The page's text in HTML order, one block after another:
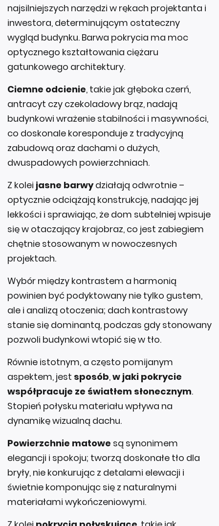
najsilniejszych narzędzi w rękach projektanta i
inwestora, determinującym ostateczny
wygląd budynku. Barwa pokrycia ma moc
optycznego kształtowania ciężaru
gatunkowego architektury.
Ciemne odcienie, takie jak głęboka czerń,
antracyt czy czekoladowy brąz, nadają
budynkowi wrażenie stabilności i masywności,
co doskonale koresponduje z tradycyjną
zabudową oraz dachami o dużych,
dwuspadowych powierzchniach.
Z kolei jasne barwydziałają odwrotnie –
optycznie odciążają konstrukcję, nadając jej
lekkości i sprawiając, że dom subtelniej wpisuje
się w otaczający krajobraz, co jest zabiegiem
chętnie stosowanym w nowoczesnych
projektach.
Wybór między kontrastem a harmonią
powinien być podyktowany nie tylko gustem,
ale i analizą otoczenia; dach kontrastowy
stanie się dominantą, podczas gdy stonowany
pozwoli budynkowi wtopić się w tło.
Równie istotnym, a często pomijanym
aspektem, jest sposób,w jaki pokrycie
współpracuje ze światłem słonecznym.
Stopień połysku materiału wpływa na
dynamikę wizualną dachu.
Powierzchnie matowe są synonimem
elegancji i spokoju; tworzą doskonałe tło dla
bryły, nie konkurując z detalami elewacji i
świetnie komponując się z naturalnymi
materiałami wykończeniowymi.